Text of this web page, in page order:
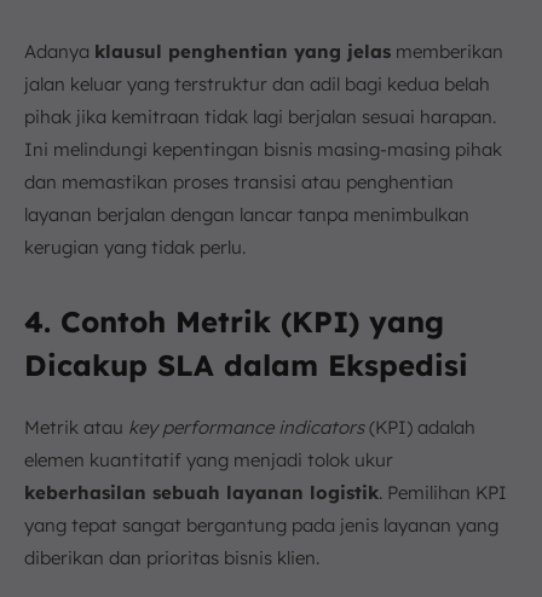
Adanya klausul penghentian yang jelas memberikan
jalan keluar yang terstruktur dan adil bagi kedua belah
pihak jika kemitraan tidak lagi berjalan sesuai harapan.
Ini melindungi kepentingan bisnis masing-masing pihak
dan memastikan proses transisi atau penghentian
layanan berjalan dengan lancar tanpa menimbulkan
kerugian yang tidak perlu.
4. Contoh Metrik (KPI) yang
Dicakup SLA dalam Ekspedisi
Metrik atau key performance indicators(KPI) adalah
elemen kuantitatif yang menjadi tolok ukur
keberhasilan sebuah layanan logistik. Pemilihan KPI
yang tepat sangat bergantung pada jenis layanan yang
diberikan dan prioritas bisnis klien.